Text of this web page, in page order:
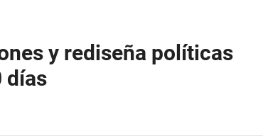
y rediseña políticas
días